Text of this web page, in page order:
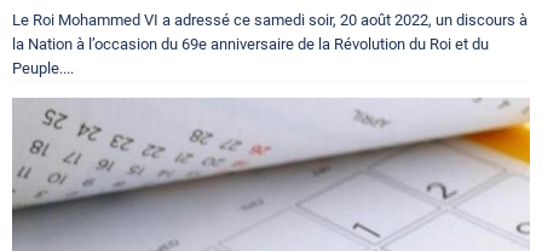
Le Roi Mohammed VI a adressé ce samedi soir, 20 août 2022, un discours à
la Nation à l’occasion du 69e anniversaire de la Révolution du Roi et du
Peuple....